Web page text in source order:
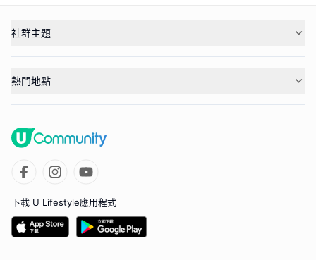
社群主題
熱門地點
下載 U Lifestyle應用程式